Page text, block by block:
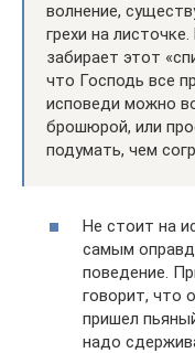
волнение,
грехи на
забирает этот
что Господь все
исповеди можно
брошюрой, или
подумать, чем
Не стоит на
самым
поведение.
говорит, что
пришел
надо